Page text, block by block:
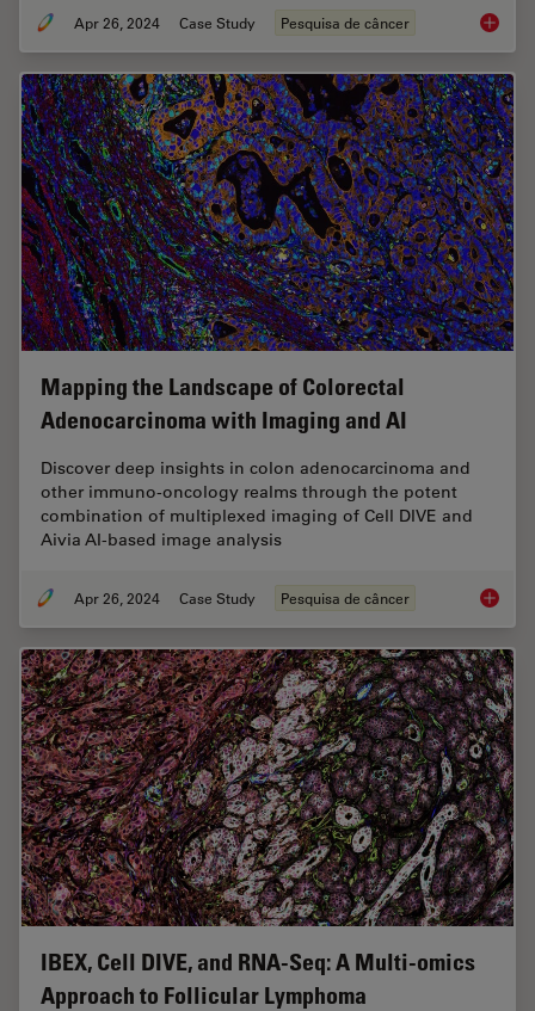
Apr 26, 2024 Case Study Pesquisa de câncer A
Mapping the Landscape of Colorectal
Adenocarcinoma with Imaging and AI
Discover deep insights in colon adenocarcinoma and
other immuno-oncology realms through the potent
combination of multiplexed imaging of Cell DIVE and
Aivia AI-based image analysis
Apr 26, 2024 Case Study Pesquisa de câncer
IBEX, Cell DIVE, and RNA-Seq: A Multi-omics
Approach to Follicular Lymphoma